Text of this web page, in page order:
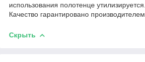
использования полотенце утилизируется.
Качество гарантировано производителем
Скрыть